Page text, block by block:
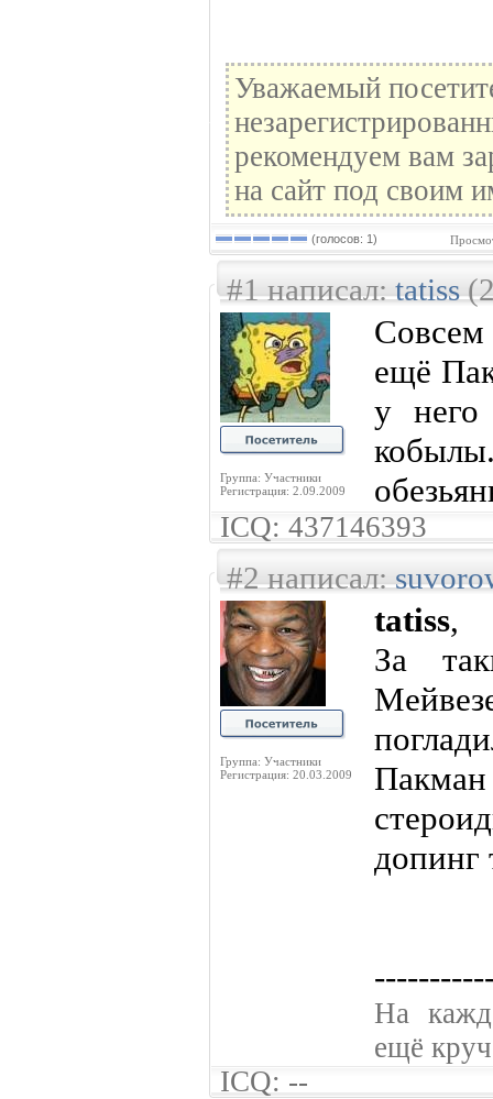
Уважаемый
рекомендуем вам
на сайт под своим
(голосов: 1)
#1 написал:tatiss
Группа: Участники
Регистрация: 2.09.2009
ещё
у него
ICQ: 437146393
#2 написал:
Группа: Участники
Регистрация: 20.03.2009
tatiss,
За
Пакман
допинг
На
ещё
ICQ: --